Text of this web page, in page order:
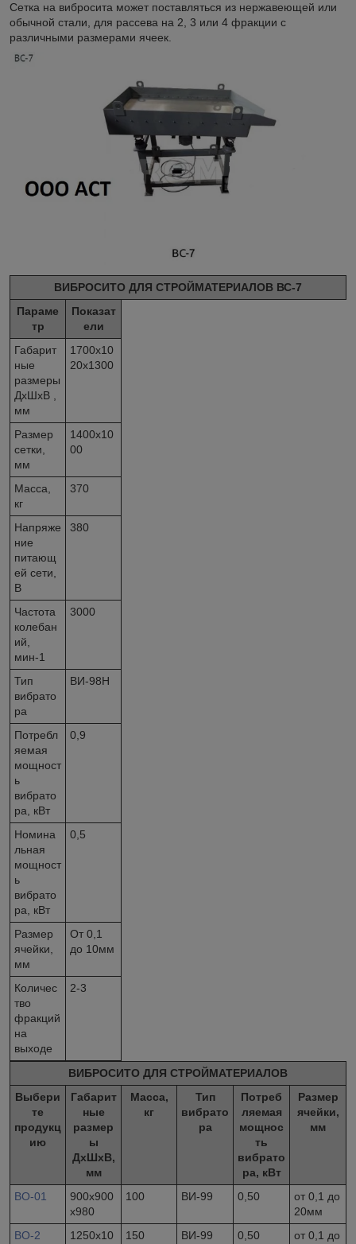
Сетка на вибросита может поставляться из нержавеющей или
обычной стали, для рассева на 2, 3 или 4 фракции с
различными размерами ячеек.
ВИБРОСИТО ДЛЯ СТРОЙМАТЕРИАЛОВ ВС-7
Параме
тр
Показат
ели
Габарит
ные
размеры
ДхШхВ ,
мм
1700х10
20х1300
Размер
сетки,
мм
1400х10
00
Масса,
кг
370
Напряже
ние
питающ
ей сети,
В
380
Частота
колебан
ий,
мин-1
3000
Тип
вибрато
ра
ВИ-98Н
Потребл
яемая
мощност
ь
вибрато
ра, кВт
0,9
Номина
льная
мощност
ь
вибрато
ра, кВт
0,5
Размер
ячейки,
мм
От 0,1
до 10мм
Количес
тво
фракций
на
выходе
2-3
ВИБРОСИТО ДЛЯ СТРОЙМАТЕРИАЛОВ
Выбери
те
продукц
ию
Габарит
ные
размер
ы
ДхШхВ,
мм
Масса,
кг
Тип
вибрато
ра
Потреб
ляемая
мощнос
ть
вибрато
ра, кВт
Размер
ячейки,
мм
ВО-01
900х900
х980
100 ВИ-99 0,50
от 0,1 до
20мм
ВО-2
1250x10 150 ВИ-99 0,50 от 0,1 до